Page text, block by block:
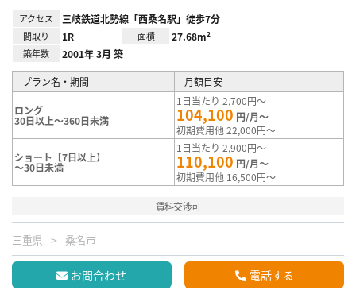
アクセス 三岐鉄道北勢線「西桑名駅」徒歩7分
間取り 1R 面積 27.68m²
築年数 2001年 3月 築
プラン名・期間 月額目安
ロング
30日以上～360日未満
1日当たり 2,700円～
104,100 円/月～
初期費用他 22,000円～
ショート【7日以上】
～30日未満
1日当たり 2,900円～
110,100 円/月～
初期費用他 16,500円～
賃料交渉可
三重県 桑名市
お問合わせ 電話する